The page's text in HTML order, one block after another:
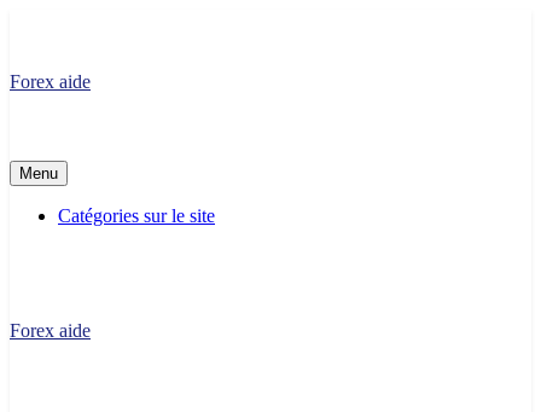
Forex aide
Menu
Catégories sur le site
Forex aide